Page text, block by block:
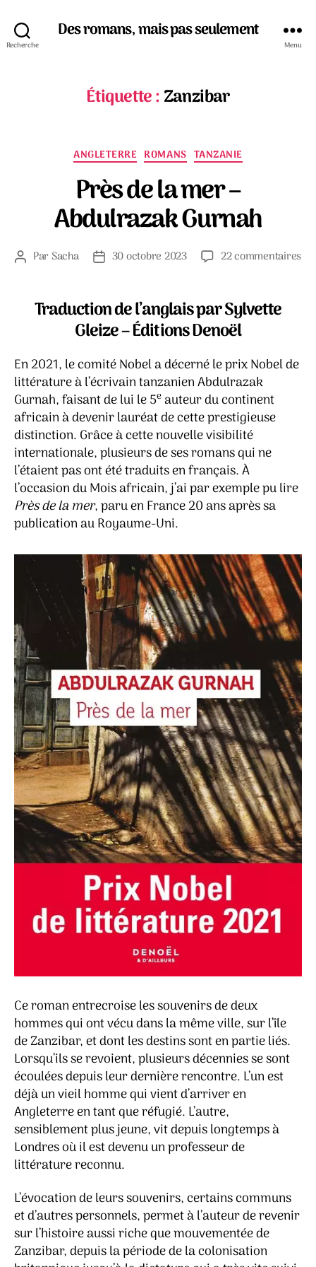
Recherche
Des romans, mais pas seulement
Menu
Étiquette :Zanzibar
Catégories
ANGLETERRE ROMANS TANZANIE
Près de la mer –
Abdulrazak Gurnah
Auteur
ParSacha
Date30 octobre 2023 22 commentairessur
Traduction de l’anglais par Sylvette
Gleize – Éditions Denoël
En 2021, le comité Nobel a décerné le prix Nobel de
littérature à l’écrivain tanzanien Abdulrazak
Gurnah, faisant de lui le 5eauteur du continent
africain à devenir lauréat de cette prestigieuse
distinction. Grâce à cette nouvelle visibilité
internationale, plusieurs de ses romans qui ne
l’étaient pas ont été traduits en français. À
l’occasion du Mois africain, j’ai par exemple pu lire
Près de la mer, paru en France 20 ans après sa
publication au Royaume-Uni.
Ce roman entrecroise les souvenirs de deux
hommes qui ont vécu dans la même ville, sur l’île
de Zanzibar, et dont les destins sont en partie liés.
Lorsqu’ils se revoient, plusieurs décennies se sont
écoulées depuis leur dernière rencontre. L’un est
déjà un vieil homme qui vient d’arriver en
Angleterre en tant que réfugié. L’autre,
sensiblement plus jeune, vit depuis longtemps à
Londres où il est devenu un professeur de
littérature reconnu.
L’évocation de leurs souvenirs, certains communs
et d’autres personnels, permet à l’auteur de revenir
sur l’histoire aussi riche que mouvementée de
Zanzibar, depuis la période de la colonisation